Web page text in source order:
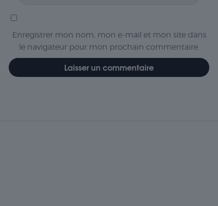
Enregistrer mon nom, mon e-mail et mon site dans
le navigateur pour mon prochain commentaire.